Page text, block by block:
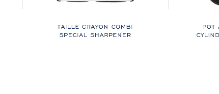
TAILLE-CRAYON COMBI
SPECIAL SHARPENER
POT